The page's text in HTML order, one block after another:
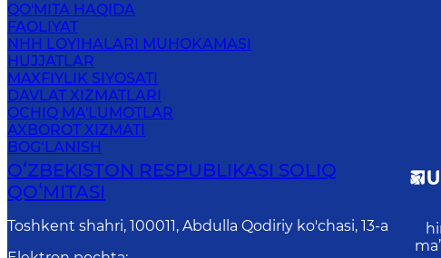
QO'MITA HAQIDA
FAOLIYAT
NHH LOYIHALARI MUHOKAMASI
HUJJATLAR
MAXFIYLIK SIYOSATI
DAVLAT XIZMATLARI
OCHIQ MA'LUMOTLAR
AXBOROT XIZMATI
BOG‘LANISH
OʻZBEKISTON RESPUBLIKASI SOLIQ
QOʻMITASI
Toshkent shahri, 100011, Abdulla Qodiriy ko'chasi, 13-a